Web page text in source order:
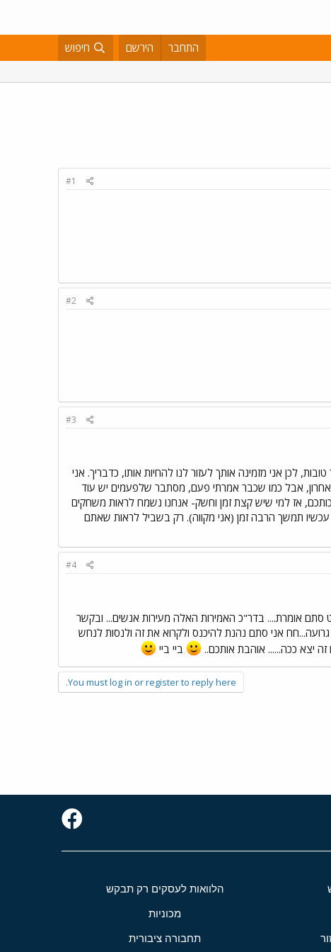
התחבר הירשם חיפוש
#1
#2
#3
לכן אני מזמינה אותך לעזור לנו להחיות אותו, כדבריך. אני
אבל כמו שכבר אמרתי פעם, מסתבר שלפעמים יש עוד
אז למי שיש קצת זמן וחשק- אנחנו נשמח לראות משחקים
תמשך הרבה זמן (אני מקווה). רק בשביל לראות שאתם
#4
סתם אומרת.... בדר"כ האמירות האלה מעירות אנשים... ובקשר
אני סתם נהנת להיכנס ולקרוא את זה ולנסות לנחש
יצא ככה...... אוהבת אותכם..
ביי ביי
You must log in or register to reply here.
הלוואות לעסקים רק תבקש
מכוניות
תחבורה ציבורית